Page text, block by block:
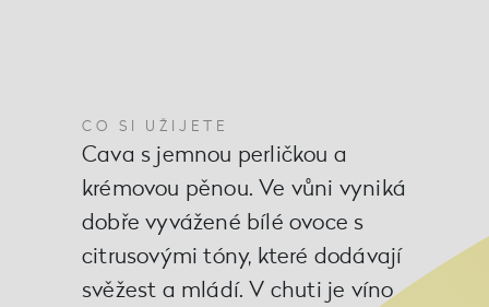
CO SI UŽIJETE
Cava s jemnou perličkou a
krémovou pěnou. Ve vůni vyniká
dobře vyvážené bílé ovoce s
citrusovými tóny, které dodávají
svěžest a mládí. V chuti je víno